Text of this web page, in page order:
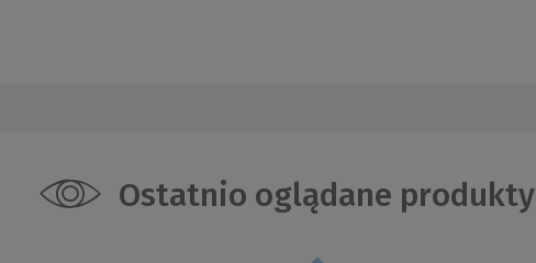
Ostatnio oglądane produkty